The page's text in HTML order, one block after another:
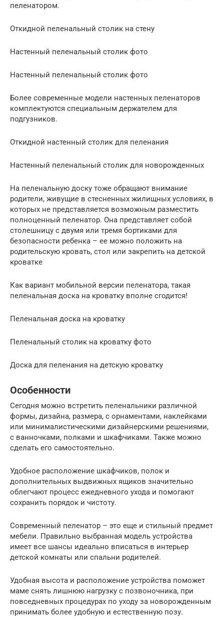
пеленатором.
Откидной пеленальный столик на стену
Настенный пеленальный столик фото
Настенный пеленальный столик фото
Более современные модели настенных пеленаторов
комплектуются специальным держателем для
подгузников.
Откидной настенный столик для пеленания
Настенный пеленальный столик для новорожденных
На пеленальную доску тоже обращают внимание
родители, живущие в стесненных жилищных условиях, в
которых не представляется возможным разместить
полноценный пеленатор. Она представляет собой
столешницу с двумя или тремя бортиками для
безопасности ребенка – ее можно положить на
родительскую кровать, стол или закрепить на детской
кроватке
Как вариант мобильной версии пеленатора, такая
пеленальная доска на кроватку вполне сгодится!
Пеленальная доска на кроватку
Пеленальный столик на кроватку фото
Доска для пеленания на детскую кроватку
Особенности
Сегодня можно встретить пеленальники различной
формы, дизайна, размера, с орнаментами, наклейками
или минималистическими дизайнерскими решениями,
с ванночками, полками и шкафчиками. Также можно
сделать его самостоятельно.
Удобное расположение шкафчиков, полок и
дополнительных выдвижных ящиков значительно
облегчают процесс ежедневного ухода и помогают
сохранить порядок и чистоту.
Современный пеленатор – это еще и стильный предмет
мебели. Правильно выбранная модель устройства
имеет все шансы идеально вписаться в интерьер
детской комнаты или спальни родителей.
Удобная высота и расположение устройства поможет
маме снять лишнюю нагрузку с позвоночника, при
повседневных процедурах по уходу за новорожденным
принимать более удобную и естественную позу.